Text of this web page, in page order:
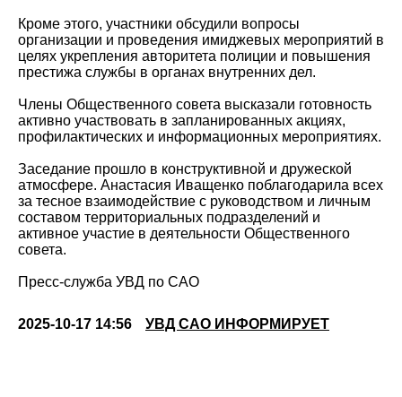
Кроме этого, участники обсудили вопросы
организации и проведения имиджевых мероприятий в
целях укрепления авторитета полиции и повышения
престижа службы в органах внутренних дел.
Члены Общественного совета высказали готовность
активно участвовать в запланированных акциях,
профилактических и информационных мероприятиях.
Заседание прошло в конструктивной и дружеской
атмосфере. Анастасия Иващенко поблагодарила всех
за тесное взаимодействие с руководством и личным
составом территориальных подразделений и
активное участие в деятельности Общественного
совета.
Пресс-служба УВД по САО
2025-10-17 14:56 УВД САО ИНФОРМИРУЕТ